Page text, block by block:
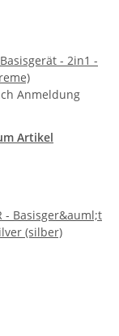
Basisgerät - 2in1 -
Anmeldung
Artikel